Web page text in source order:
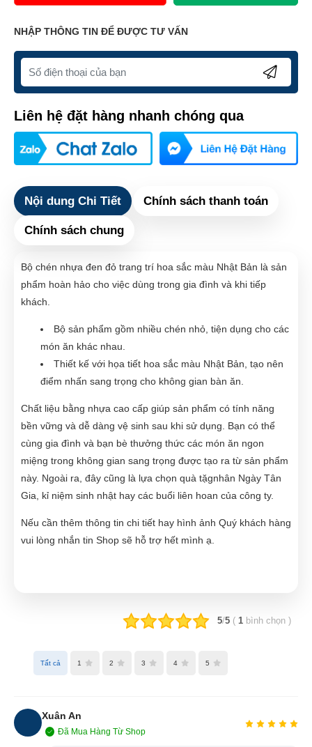
NHẬP THÔNG TIN ĐỂ ĐƯỢC TƯ VẤN
Liên hệ đặt hàng nhanh chóng qua
Nội dung Chi Tiết Chính sách thanh toán
Chính sách chung
Bộ chén nhựa đen đỏ trang trí hoa sắc màu Nhật Bản là sản
phẩm hoàn hảo cho việc dùng trong gia đình và khi tiếp
khách.
Bộ sản phẩm gồm nhiều chén nhỏ, tiện dụng cho các
món ăn khác nhau.
Thiết kế với họa tiết hoa sắc màu Nhật Bản, tạo nên
điểm nhấn sang trọng cho không gian bàn ăn.
Chất liệu bằng nhựa cao cấp giúp sản phẩm có tính năng
bền vững và dễ dàng vệ sinh sau khi sử dụng. Bạn có thể
cùng gia đình và bạn bè thưởng thức các món ăn ngon
miệng trong không gian sang trọng được tạo ra từ sản phẩm
này. Ngoài ra, đây cũng là lựa chọn quà tặgnhân Ngày Tân
Gia, kỉ niệm sinh nhật hay các buổi liên hoan của công ty.
Nếu cần thêm thông tin chi tiết hay hình ảnh Quý khách hàng
vui lòng nhắn tin Shop sẽ hỗ trợ hết mình ạ.
5/5 ( 1 bình chọn)
Tất cả 1 2 3 4 5
Xuân An
Đã Mua Hàng Từ Shop